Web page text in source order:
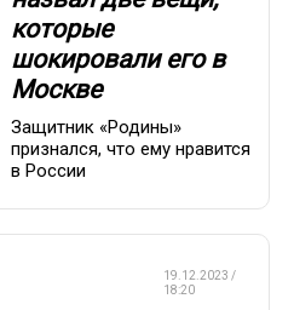
которые
шокировали его в
Москве
Защитник «Родины»
признался, что ему нравится
в России
19.12.2023 /
18:20